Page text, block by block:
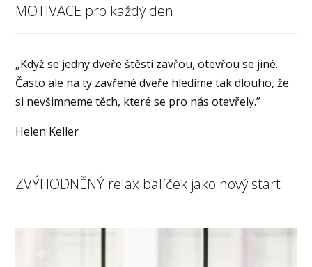
MOTIVACE pro každý den
„Když se jedny dveře štěstí zavřou, otevřou se jiné.
Často ale na ty zavřené dveře hledíme tak dlouho, že
si nevšimneme těch, které se pro nás otevřely.”
Helen Keller
ZVÝHODNĚNÝ relax balíček jako nový start